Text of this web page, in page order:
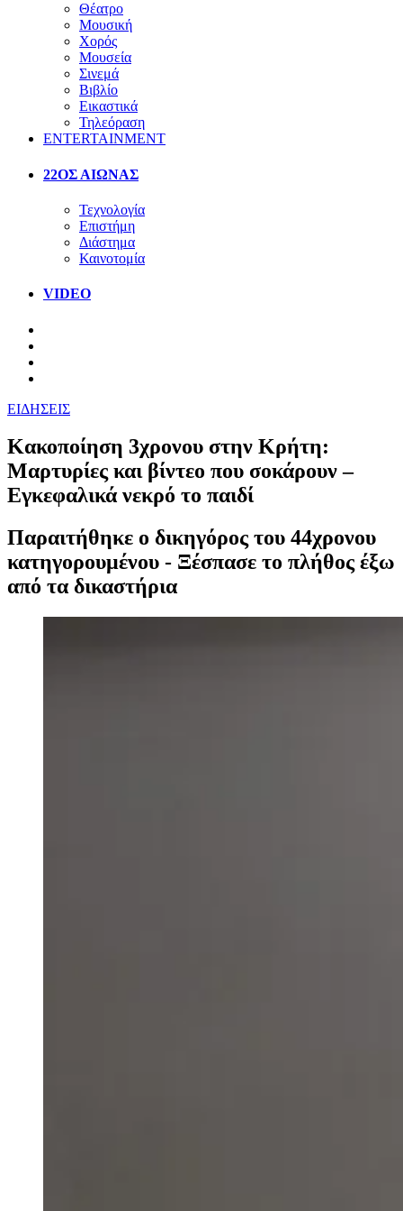
Θέατρο
Μουσική
Χορός
Μουσεία
Σινεμά
Βιβλίο
Εικαστικά
Τηλεόραση
ENTERTAINMENT
22ΟΣ ΑΙΩΝΑΣ
Τεχνολογία
Επιστήμη
Διάστημα
Καινοτομία
VIDEO
ΕΙΔΗΣΕΙΣ
Κακοποίηση 3χρονου στην Κρήτη:
Μαρτυρίες και βίντεο που σοκάρουν –
Εγκεφαλικά νεκρό το παιδί
Παραιτήθηκε ο δικηγόρος του 44χρονου
κατηγορουμένου - Ξέσπασε το πλήθος έξω
από τα δικαστήρια